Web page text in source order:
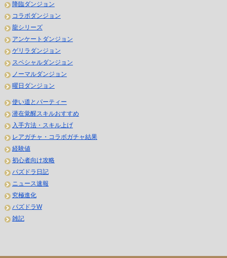
降臨ダンジョン
コラボダンジョン
龍シリーズ
アンケートダンジョン
ゲリラダンジョン
スペシャルダンジョン
ノーマルダンジョン
曜日ダンジョン
使い道とパーティー
潜在覚醒スキルおすすめ
入手方法・スキル上げ
レアガチャ・コラボガチャ結果
経験値
初心者向け攻略
パズドラ日記
ニュース速報
究極進化
パズドラW
雑記